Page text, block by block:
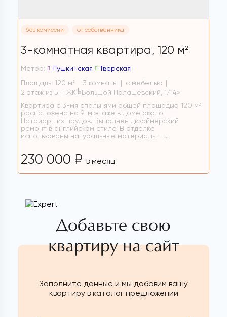
без комиссии от собственника
3-комнатная квартира, 120 м2
Метро: Пушкинская
Тверская
Площадь: 120 м 2 3 комнаты
с мебелью
2 этаж из 5
ЖК «Большой Палашевский, 1/14»
Квартира с 3-мя спальнями общей площадью 120 м²
расположена на 9-м этаже в доме около
Патриарших прудов. Выполнен дизайнерский
ремонт в английском стиле. В отделке
использованы натуральные материалы —...
230 000 ₽ в месяц
Добавьте свою
квартиру на сайт
Заполните данные и мы добавим вашу
квартиру в каталог предложений